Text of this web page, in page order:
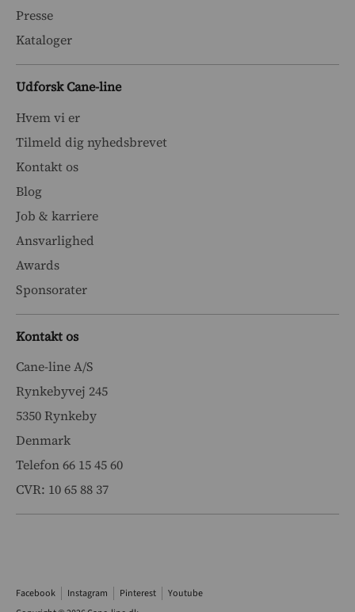
Presse
Kataloger
Udforsk Cane-line
Hvem vi er
Tilmeld dig nyhedsbrevet
Kontakt os
Blog
Job & karriere
Ansvarlighed
Awards
Sponsorater
Kontakt os
Cane-line A/S
Rynkebyvej 245
5350 Rynkeby
Denmark
Telefon 66 15 45 60
CVR: 10 65 88 37
Facebook Instagram Pinterest
Youtube